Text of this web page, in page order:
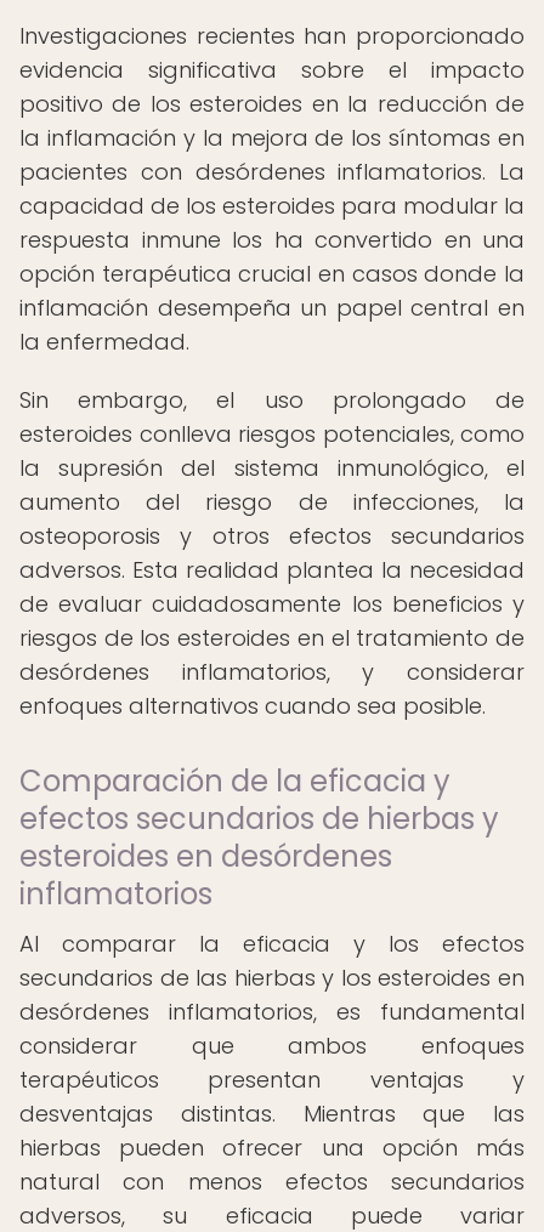
Investigaciones recientes han proporcionado
evidencia significativa sobre el impacto
positivo de los esteroides en la reducción de
la inflamación y la mejora de los síntomas en
pacientes con desórdenes inflamatorios. La
capacidad de los esteroides para modular la
respuesta inmune los ha convertido en una
opción terapéutica crucial en casos donde la
inflamación desempeña un papel central en
la enfermedad.
Sin embargo, el uso prolongado de
esteroides conlleva riesgos potenciales, como
la supresión del sistema inmunológico, el
aumento del riesgo de infecciones, la
osteoporosis y otros efectos secundarios
adversos. Esta realidad plantea la necesidad
de evaluar cuidadosamente los beneficios y
riesgos de los esteroides en el tratamiento de
desórdenes inflamatorios, y considerar
enfoques alternativos cuando sea posible.
Comparación de la eficacia y
efectos secundarios de hierbas y
esteroides en desórdenes
inflamatorios
Al comparar la eficacia y los efectos
secundarios de las hierbas y los esteroides en
desórdenes inflamatorios, es fundamental
considerar que ambos enfoques
terapéuticos presentan ventajas y
desventajas distintas. Mientras que las
hierbas pueden ofrecer una opción más
natural con menos efectos secundarios
adversos, su eficacia puede variar